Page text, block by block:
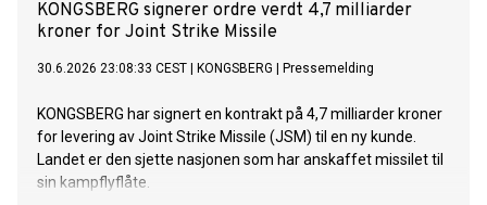
KONGSBERG signerer ordre verdt 4,7 milliarder
kroner for Joint Strike Missile
30.6.2026 23:08:33 CEST KONGSBERG Pressemelding
KONGSBERG har signert en kontrakt på 4,7 milliarder kroner
for levering av Joint Strike Missile (JSM) til en ny kunde.
Landet er den sjette nasjonen som har anskaffet missilet til
sin kampflyflåte.